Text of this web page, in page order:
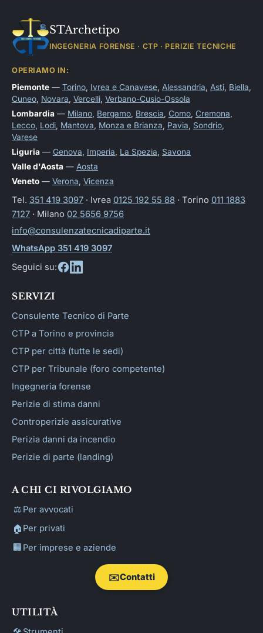
STArchetipo
INGEGNERIA FORENSE · CTP · PERIZIE TECNICHE
OPERIAMO IN:
Piemonte — Torino Ivrea e Canavese Alessandria Asti Biella
Cuneo Novara Vercelli Verbano-Cusio-Ossola
Lombardia — Milano Bergamo Brescia Como Cremona
Lecco Lodi Mantova Monza e Brianza Pavia Sondrio
Varese
Liguria — Genova Imperia La Spezia
Savona
Valle d'Aosta — Aosta
Veneto — Verona Vicenza
Tel. 351 419 3097 · Ivrea 0125 192 55 88 · Torino 011 1883
7127 · Milano 02 5656 9756
info@consulenzatecnicadiparte.it
WhatsApp 351 419 3097
Seguici su:
SERVIZI
Consulente Tecnico di Parte
CTP a Torino e provincia
CTP per città (tutte le sedi)
CTP per Tribunale (foro competente)
Ingegneria forense
Perizie di stima danni
Controperizie assicurative
Perizia danni da incendio
Perizie di parte (landing)
A CHI CI RIVOLGIAMO
⚖️ Per avvocati
🏠 Per privati
🏢 Per imprese e aziende
✉️Contatti
UTILITÀ